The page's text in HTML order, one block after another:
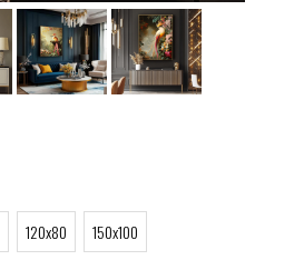
120x80 150x100